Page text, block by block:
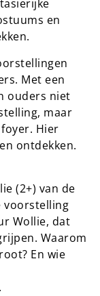
en
Met een
ouders niet
maar
Hier
ontdekken.
(2+) van de
voorstelling
Wollie, dat
Waarom
En wie